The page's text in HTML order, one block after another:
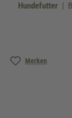
Hundefutter
Merken
Bildergalerie